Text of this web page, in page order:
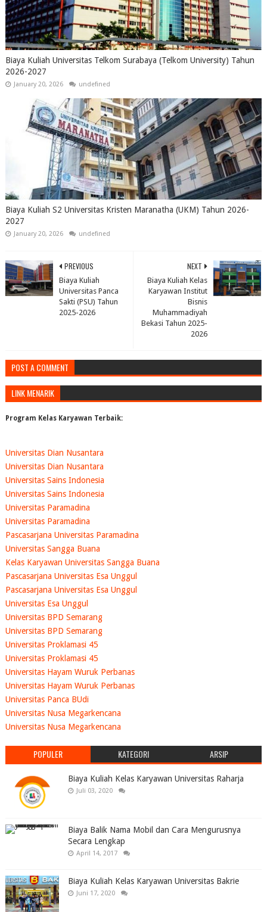
Biaya Kuliah Universitas Telkom Surabaya (Telkom University) Tahun
2026-2027
January 20, 2026 undefined
Biaya Kuliah S2 Universitas Kristen Maranatha (UKM) Tahun 2026-
2027
January 20, 2026 undefined
NEXT
Biaya Kuliah Kelas
Karyawan Institut
Bisnis
Muhammadiyah
Bekasi Tahun 2025-
2026
PREVIOUS
Biaya Kuliah
Universitas Panca
Sakti (PSU) Tahun
2025-2026
POST A COMMENT
LINK MENARIK
Program Kelas Karyawan Terbaik:
Universitas Dian Nusantara
Universitas Dian Nusantara
Universitas Sains Indonesia
Universitas Sains Indonesia
Universitas Paramadina
Universitas Paramadina
Pascasarjana Universitas Paramadina
Universitas Sangga Buana
Kelas Karyawan Universitas Sangga Buana
Pascasarjana Universitas Esa Unggul
Pascasarjana Universitas Esa Unggul
Universitas Esa Unggul
Universitas BPD Semarang
Universitas BPD Semarang
Universitas Proklamasi 45
Universitas Proklamasi 45
Universitas Hayam Wuruk Perbanas
Universitas Hayam Wuruk Perbanas
Universitas Panca BUdi
Universitas Nusa Megarkencana
Universitas Nusa Megarkencana
POPULER KATEGORI ARSIP
Biaya Kuliah Kelas Karyawan Universitas Raharja
Juli 03, 2020
Biaya Balik Nama Mobil dan Cara Mengurusnya
Secara Lengkap
April 14, 2017
Biaya Kuliah Kelas Karyawan Universitas Bakrie
Juni 17, 2020